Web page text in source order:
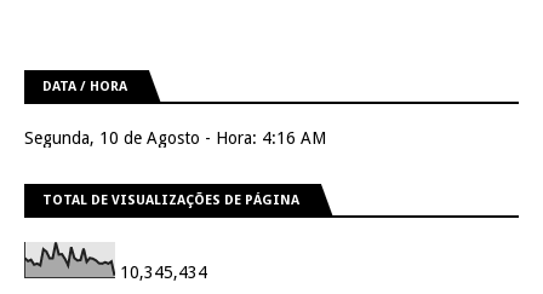
DATA / HORA
Segunda, 10 de Agosto - Hora: 4:16 AM
TOTAL DE VISUALIZAÇÕES DE PÁGINA
10,345,434